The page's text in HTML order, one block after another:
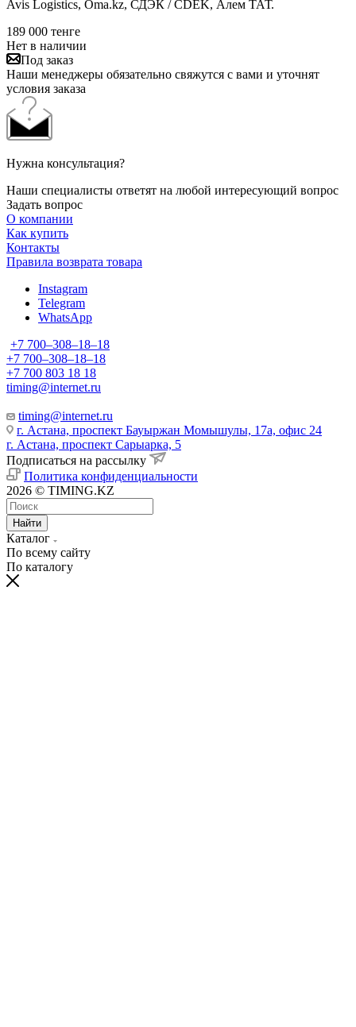
Avis Logistics, Oma.kz, СДЭК / CDEK, Алем ТАТ.
189 000 тенге
Нет в наличии
Под заказ
Наши менеджеры обязательно свяжутся с вами и уточнят
условия заказа
Нужна консультация?
Наши специалисты ответят на любой интересующий вопрос
Задать вопрос
О компании
Как купить
Контакты
Правила возврата товара
Instagram
Telegram
WhatsApp
+7 700‒308‒18‒18
+7 700‒308‒18‒18
+7 700 803 18 18
timing@internet.ru
timing@internet.ru
г. Астана, проспект Бауыржан Момышулы, 17а, офис 24
г. Астана, проспект Сарыарка, 5
Подписаться на рассылку
Политика конфиденциальности
2026 © TIMING.KZ
Найти
Каталог
По всему сайту
По каталогу